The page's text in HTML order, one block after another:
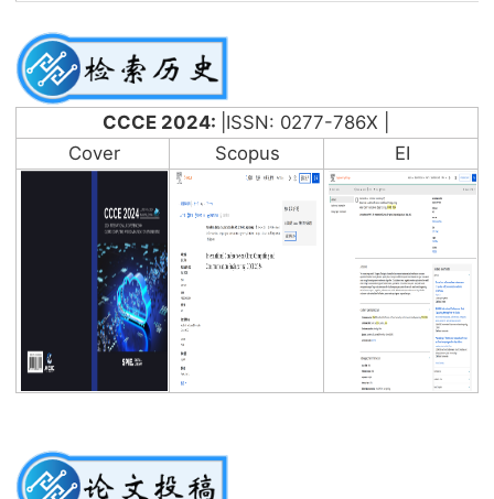
CCCE 2024: |ISSN: 0277-786X |
Cover
Scopus EI